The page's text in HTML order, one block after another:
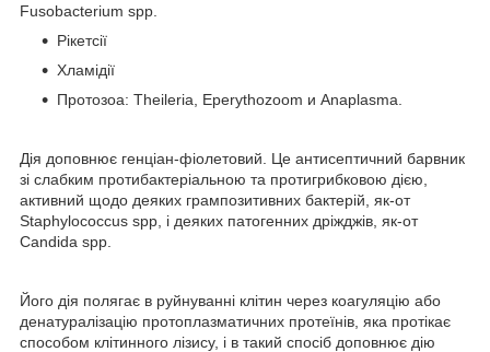
Fusobacterium spp.
Рікетсії
Хламідії
Протозоа: Theileria, Eperythozoom и Anaplasma.
Дія доповнює генціан-фіолетовий. Це антисептичний барвник
зі слабким протибактеріальною та протигрибковою дією,
активний щодо деяких грампозитивних бактерій, як-от
Staphylococcus spp, і деяких патогенних дріжджів, як-от
Candida spp.
Його дія полягає в руйнуванні клітин через коагуляцію або
денатуралізацію протоплазматичних протеїнів, яка протікає
способом клітинного лізису, і в такий спосіб доповнює дію